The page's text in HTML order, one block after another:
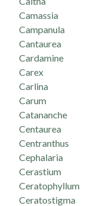
Camassia
Campanula
Cantaurea
Cardamine
Carex
Carlina
Carum
Catananche
Centaurea
Centranthus
Cephalaria
Cerastium
Ceratophyllum
Ceratostigma